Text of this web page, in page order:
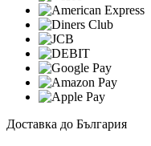
Доставка до България